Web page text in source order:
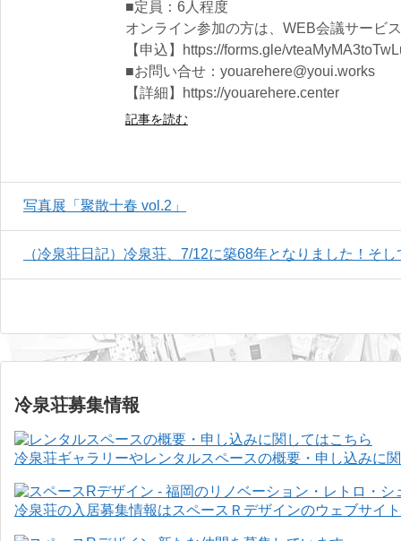
■定員：6人程度
オンライン参加の方は、WEB会議サービ
【申込】https://forms.gle/
■お問い合せ：youarehere@youi.works
【詳細】https://youarehere.center
記事を読む
写真展「聚散十春 vol.2」
（冷泉荘日記）冷泉荘、7/12に築68年となりました！そ
冷泉荘募集情報
冷泉荘ギャラリーやレンタルスペースの概要・申し込みに
冷泉荘の入居募集情報はスペースＲデザインのウェブサイ